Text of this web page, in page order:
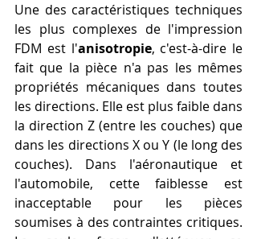
Une des caractéristiques techniques
les plus complexes de l'impression
FDM est l'anisotropie, c'est-à-dire le
fait que la pièce n'a pas les mêmes
propriétés mécaniques dans toutes
les directions. Elle est plus faible dans
la direction Z (entre les couches) que
dans les directions X ou Y (le long des
couches). Dans l'aéronautique et
l'automobile, cette faiblesse est
inacceptable pour les pièces
soumises à des contraintes critiques.